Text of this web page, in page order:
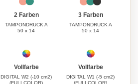
2 Farben
TAMPONDRUCK A
50 x 14
3 Farben
TAMPONDRUCK A
50 x 14
Vollfarbe
DIGITAL W2 (-10 cm2)
(FULLCOLOR)
Vollfarbe
DIGITAL W1 (-5 cm2)
(FULLCOLOR)